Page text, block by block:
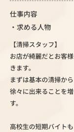
仕事内容
・求める人物
【清掃スタッフ】
お店が綺麗だとお客
きます。
まずは基本の清掃から
徐々に出来ることを
す。
高校生の短期バイトも